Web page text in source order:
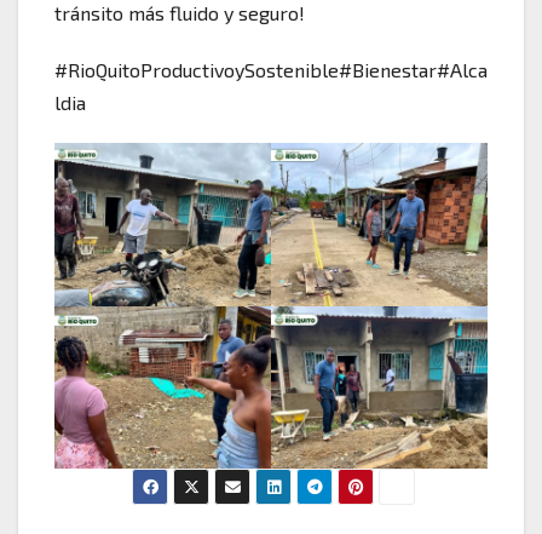
tránsito más fluido y seguro!
#RioQuitoProductivoySostenible#Bienestar#Alca
ldia